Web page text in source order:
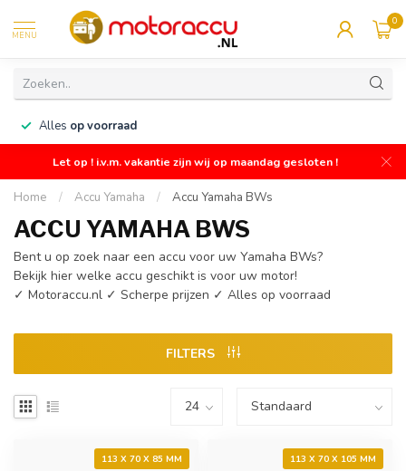
MENU
0
Alles op voorraad
Let op ! i.v.m. vakantie zijn wij op maandag gesloten !
Home / Accu Yamaha / Accu Yamaha BWs
ACCU YAMAHA BWS
Bent u op zoek naar een accu voor uw Yamaha BWs?
Bekijk hier welke accu geschikt is voor uw motor!
✓ Motoraccu.nl ✓ Scherpe prijzen ✓ Alles op voorraad
FILTERS
113 X 70 X 85 MM 113 X 70 X 105 MM